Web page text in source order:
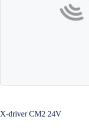
X-driver CM2 24V